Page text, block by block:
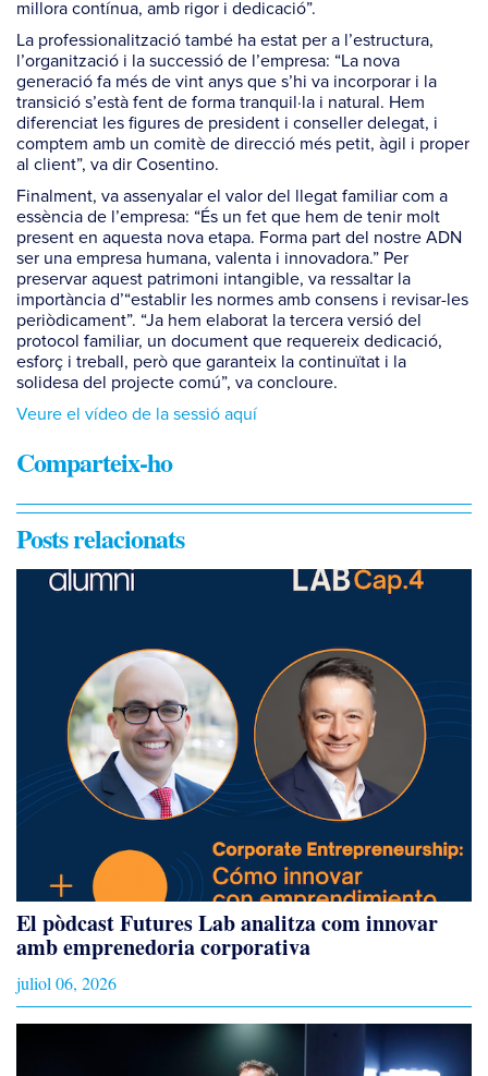
millora contínua, amb rigor i dedicació”.
La professionalització també ha estat per a l’estructura,
l’organització i la successió de l’empresa: “La nova
generació fa més de vint anys que s’hi va incorporar i la
transició s’està fent de forma tranquil·la i natural. Hem
diferenciat les figures de president i conseller delegat, i
comptem amb un comitè de direcció més petit, àgil i proper
al client”, va dir Cosentino.
Finalment, va assenyalar el valor del llegat familiar com a
essència de l’empresa: “És un fet que hem de tenir molt
present en aquesta nova etapa. Forma part del nostre ADN
ser una empresa humana, valenta i innovadora.” Per
preservar aquest patrimoni intangible, va ressaltar la
importància d’“establir les normes amb consens i revisar-les
periòdicament”. “Ja hem elaborat la tercera versió del
protocol familiar, un document que requereix dedicació,
esforç i treball, però que garanteix la continuïtat i la
solidesa del projecte comú”, va concloure.
Veure el vídeo de la sessió aquí
Comparteix-ho
Posts relacionats
El pòdcast Futures Lab analitza com innovar
amb emprenedoria corporativa
juliol 06, 2026